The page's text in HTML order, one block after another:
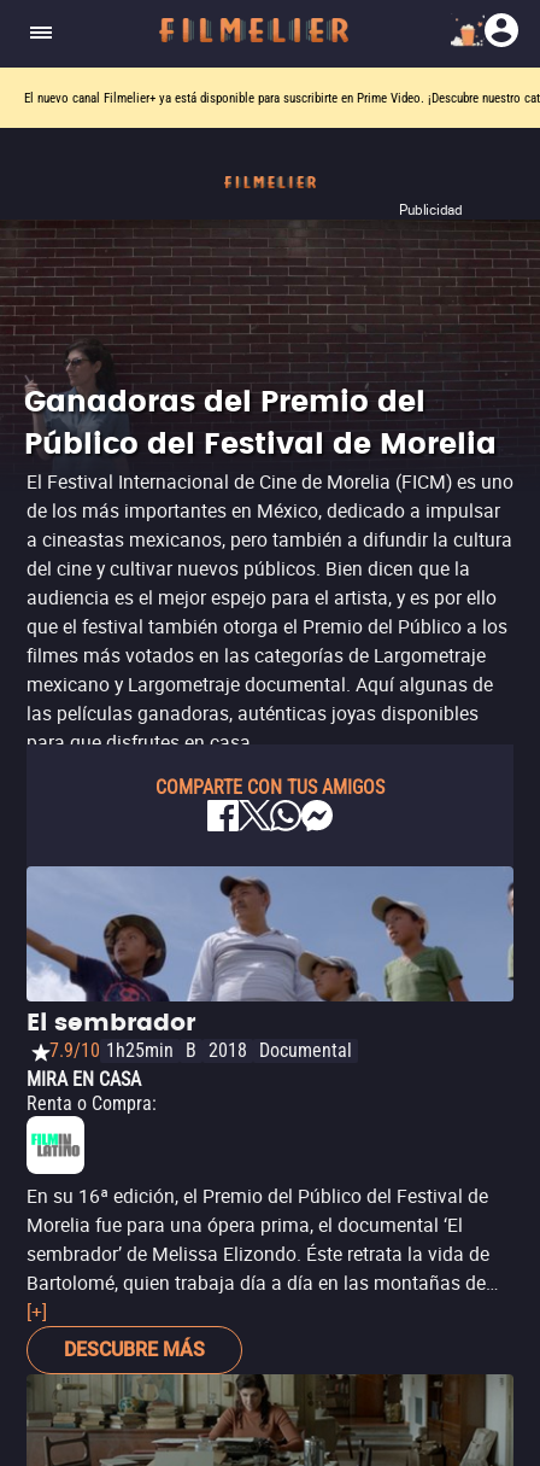
El nuevo canal Filmelier+ ya está disponible para suscribirte en Prime Video. ¡Descubre nuestro
Publicidad
Ganadoras del Premio del
Público del Festival de Morelia
El Festival Internacional de Cine de Morelia (FICM) es uno
de los más importantes en México, dedicado a impulsar
a cineastas mexicanos, pero también a difundir la cultura
del cine y cultivar nuevos públicos. Bien dicen que la
audiencia es el mejor espejo para el artista, y es por ello
que el festival también otorga el Premio del Público a los
filmes más votados en las categorías de Largometraje
mexicano y Largometraje documental. Aquí algunas de
las películas ganadoras, auténticas joyas disponibles
para que disfrutes en casa.
COMPARTE CON TUS AMIGOS
El sembrador
7.9/10 1h25min B 2018
Documental
MIRA EN CASA
Renta o Compra:
En su 16ª edición, el Premio del Público del Festival de
Morelia fue para una ópera prima, el documental ‘El
sembrador’ de Melissa Elizondo. Éste retrata la vida de
Bartolomé, quien trabaja día a día en las montañas de
Chiapas como maestro, comprometido con la educación
de los niños.
[+]
DESCUBRE MÁS